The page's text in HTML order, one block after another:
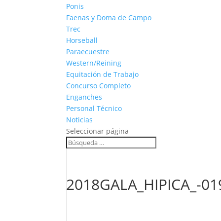
Ponis
Faenas y Doma de Campo
Trec
Horseball
Paraecuestre
Western/Reining
Equitación de Trabajo
Concurso Completo
Enganches
Personal Técnico
Noticias
Seleccionar página
2018GALA_HIPICA_-